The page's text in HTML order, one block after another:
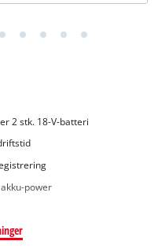
2 stk. 18-V-batteri
power